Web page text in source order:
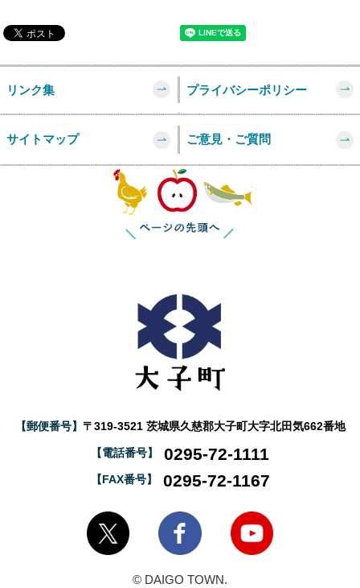
リンク集 プライバシーポリシー
サイトマップ ご意見・ご質問
【郵便番号】 〒319-3521 茨城県久慈郡大子町大字北田気662番地
【電話番号】 0295-72-1111
【FAX番号】 0295-72-1167
大子町Twitter 大子町Facebook
© DAIGO TOWN.